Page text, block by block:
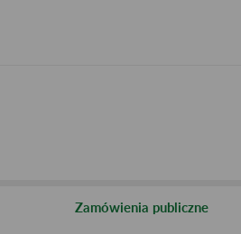
Zamówienia publiczne